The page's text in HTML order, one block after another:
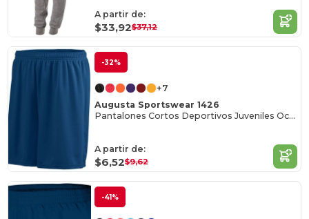
A partir de:
$33,92$37,12
-32%
+7
Augusta Sportswear 1426
Pantalones Cortos Deportivos Juveniles Octane
A partir de:
$6,52$9,62
-41%